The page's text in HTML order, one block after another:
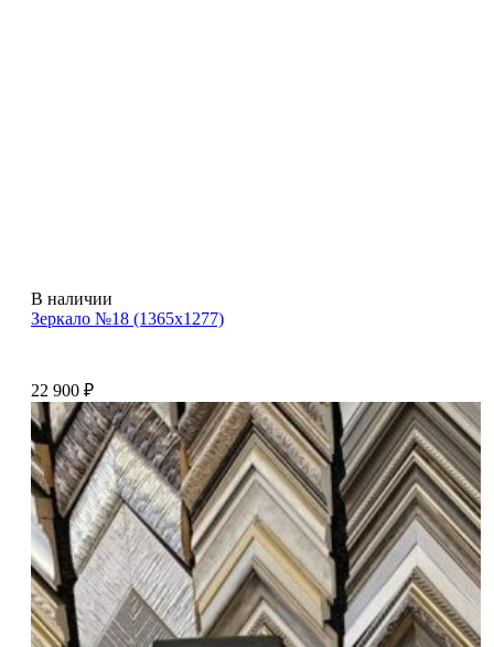
В наличии
Зеркало №18 (1365х1277)
22 900 ₽